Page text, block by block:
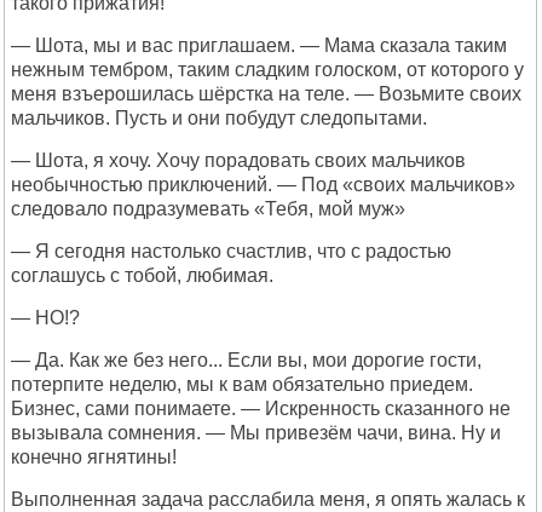
— Шота, мы и вас приглашаем. — Мама сказала таким
нежным тембром, таким сладким голоском, от которого у
меня взъерошилась шёрстка на теле. — Возьмите своих
мальчиков. Пусть и они побудут следопытами.
— Шота, я хочу. Хочу порадовать своих мальчиков
необычностью приключений. — Под «своих мальчиков»
следовало подразумевать «Тебя, мой муж»
— Я сегодня настолько счастлив, что с радостью
соглашусь с тобой, любимая.
— НО!?
— Да. Как же без него... Если вы, мои дорогие гости,
потерпите неделю, мы к вам обязательно приедем.
Бизнес, сами понимаете. — Искренность сказанного не
вызывала сомнения. — Мы привезём чачи, вина. Ну и
конечно ягнятины!
Выполненная задача расслабила меня, я опять жалась к